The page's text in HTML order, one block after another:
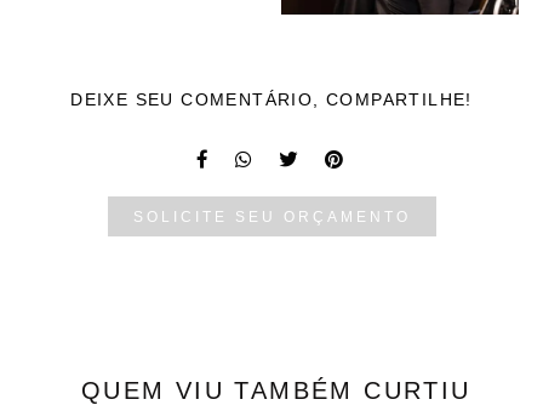
DEIXE SEU COMENTÁRIO, COMPARTILHE!
SOLICITE SEU ORÇAMENTO
QUEM VIU TAMBÉM CURTIU